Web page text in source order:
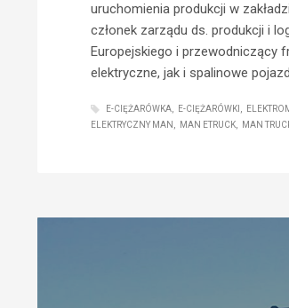
uruchomienia produkcji w
członek zarządu ds. produkcji i
Europejskiego i przewodniczący
elektryczne, jak i spalinowe
E-CIĘŻARÓWKA E-CIĘŻARÓWKI
ELEKTRYCZNY MAN
MAN ETRUCK MAN